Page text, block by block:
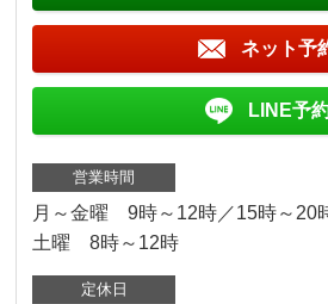
ネット予
LINE予
営業時間
月～金曜 9時～12時／15時～20
土曜 8時～12時
定休日